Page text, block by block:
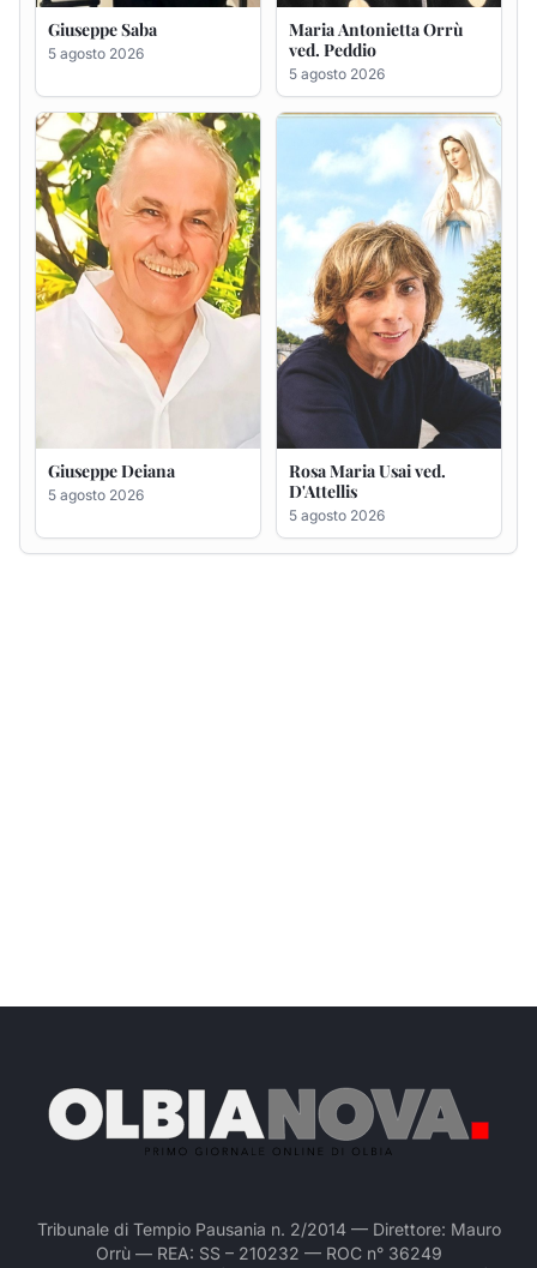
Giuseppe Saba
5 agosto 2026
Maria Antonietta Orrù
ved. Peddio
5 agosto 2026
Giuseppe Deiana
5 agosto 2026
Rosa Maria Usai ved.
D'Attellis
5 agosto 2026
Tribunale di Tempio Pausania n. 2/2014 — Direttore: Mauro
Orrù — REA: SS – 210232 — ROC n° 36249